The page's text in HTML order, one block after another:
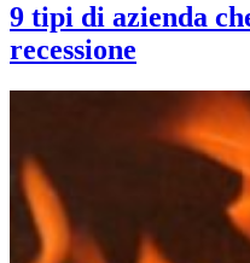
9 tipi di azienda
recessione